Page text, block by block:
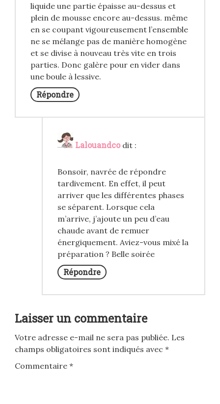
liquide une partie épaisse au-dessus et
plein de mousse encore au-dessus. même
en se coupant vigoureusement l’ensemble
ne se mélange pas de manière homogène
et se divise à nouveau très vite en trois
parties. Donc galère pour en vider dans
une boule à lessive.
Répondre
Lalouandco dit :
Bonsoir, navrée de répondre
tardivement. En effet, il peut
arriver que les différentes phases
se séparent. Lorsque cela
m’arrive, j’ajoute un peu d’eau
chaude avant de remuer
énergiquement. Aviez-vous mixé la
préparation ? Belle soirée
Répondre
Laisser un commentaire
Votre adresse e-mail ne sera pas publiée. Les
champs obligatoires sont indiqués avec *
Commentaire *